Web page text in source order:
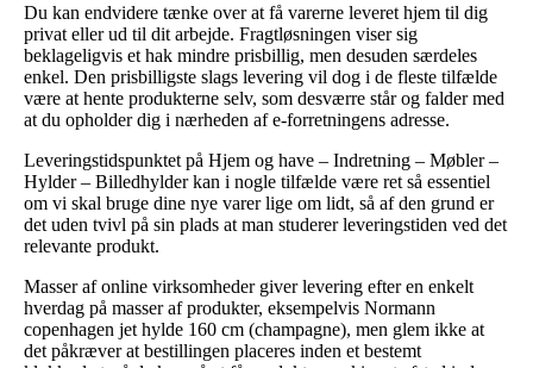
Du kan endvidere tænke over at få varerne leveret hjem til dig
privat eller ud til dit arbejde. Fragtløsningen viser sig
beklageligvis et hak mindre prisbillig, men desuden særdeles
enkel. Den prisbilligste slags levering vil dog i de fleste tilfælde
være at hente produkterne selv, som desværre står og falder med
at du opholder dig i nærheden af e-forretningens adresse.
Leveringstidspunktet på Hjem og have – Indretning – Møbler –
Hylder – Billedhylder kan i nogle tilfælde være ret så essentiel
om vi skal bruge dine nye varer lige om lidt, så af den grund er
det uden tvivl på sin plads at man studerer leveringstiden ved det
relevante produkt.
Masser af online virksomheder giver levering efter en enkelt
hverdag på masser af produkter, eksempelvis Normann
copenhagen jet hylde 160 cm (champagne), men glem ikke at
det påkræver at bestillingen placeres inden et bestemt